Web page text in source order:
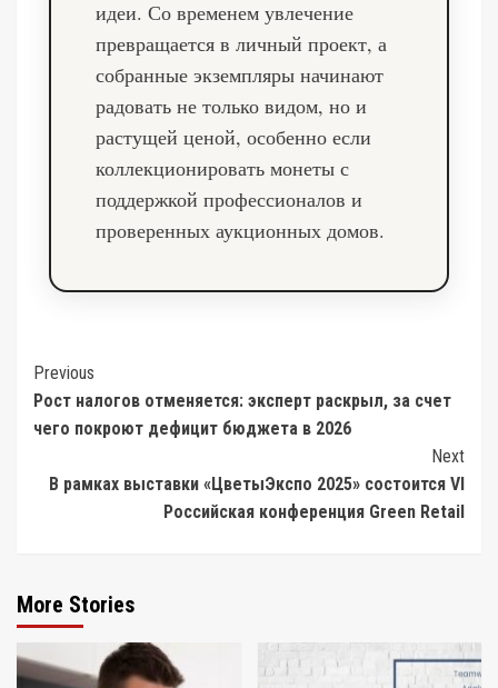
идеи. Со временем увлечение
превращается в личный проект, а
собранные экземпляры начинают
радовать не только видом, но и
растущей ценой, особенно если
коллекционировать монеты с
поддержкой профессионалов и
проверенных аукционных домов.
Post
Navigation
Previous
Рост налогов отменяется: эксперт раскрыл, за счет
чего покроют дефицит бюджета в 2026
Next
В рамках выставки «ЦветыЭкспо 2025» состоится VI
Российская конференция Green Retail
More Stories